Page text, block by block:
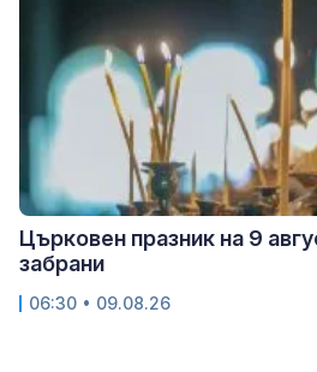
Църковен празник на 9
забрани
06:30 • 09.08.26